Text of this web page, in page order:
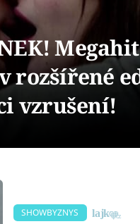
rozšířené
vzrušení!
SHOWBYZNYS